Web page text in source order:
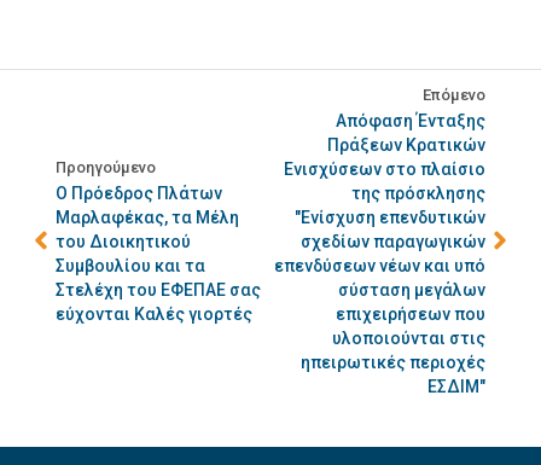
Προηγούμενο
Ο Πρόεδρος Πλάτων
Μαρλαφέκας, τα Mέλη
του Διοικητικού
Συμβουλίου και τα
Στελέχη του ΕΦΕΠΑΕ σας
εύχονται Καλές γιορτές
Επόμενο
Απόφαση Ένταξης
Πράξεων Κρατικών
Ενισχύσεων στο πλαίσιο
της πρόσκλησης
"Ενίσχυση επενδυτικών
σχεδίων παραγωγικών
επενδύσεων νέων και υπό
σύσταση μεγάλων
επιχειρήσεων που
υλοποιούνται στις
ηπειρωτικές περιοχές
ΕΣΔΙΜ"